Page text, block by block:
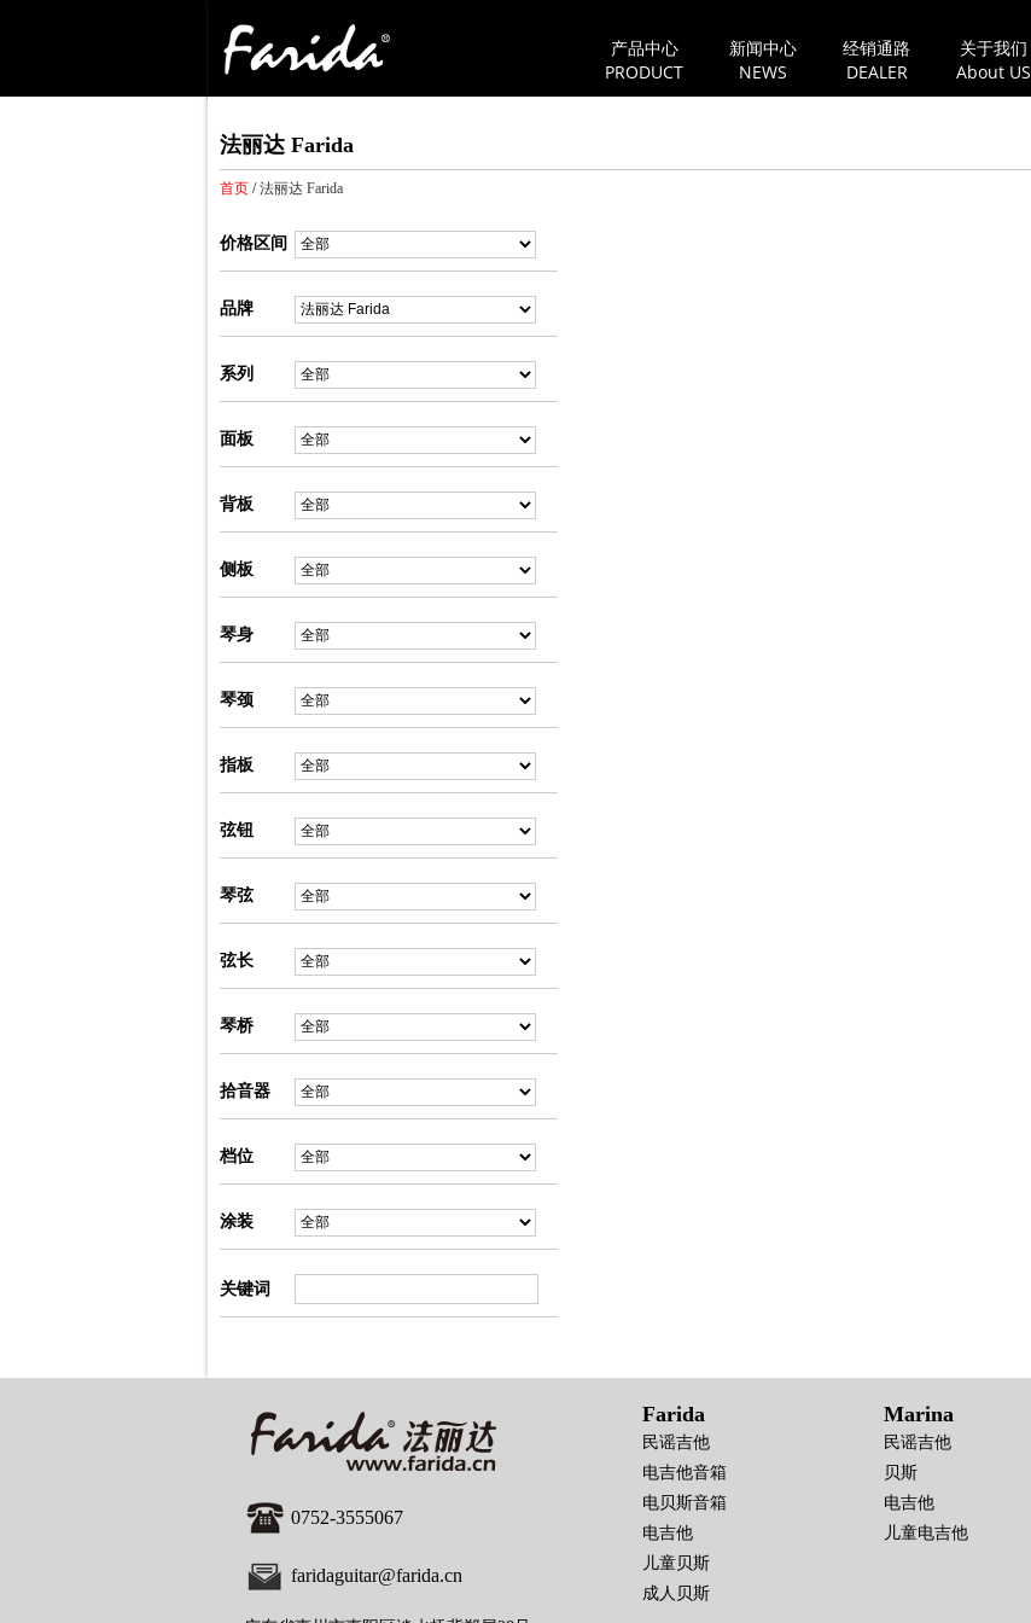
产品中心
PRODUCT
新闻中心
NEWS
经销通路
DEALER
关于我们
About US
法丽达 Farida
首页 /法丽达 Farida
价格区间
品牌
系列
面板
背板
侧板
琴身
琴颈
指板
弦钮
琴弦
弦长
琴桥
拾音器
档位
涂装
关键词
0752-3555067
faridaguitar@farida.cn
Farida
民谣吉他
电吉他音箱
电贝斯音箱
电吉他
儿童贝斯
成人贝斯
Marina
民谣吉他
贝斯
电吉他
儿童电吉他